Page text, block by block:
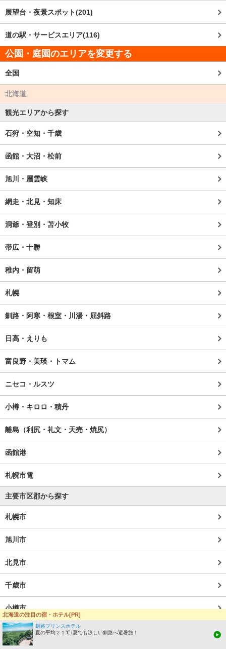
展望台・夜景スポット(201)
道の駅・サービスエリア(116)
公園・庭園のエリアを変更する
全国
北海道
観光エリアから探す
石狩・空知・千歳
函館・大沼・松前
旭川・層雲峡
網走・北見・知床
洞爺・登別・苫小牧
帯広・十勝
稚内・留萌
札幌
釧路・阿寒・根室・川湯・屈斜路
日高・えりも
富良野・美瑛・トマム
ニセコ・ルスツ
小樽・キロロ・積丹
離島（利尻・礼文・天売・焼尻）
函館港
札幌市電
主要市区郡から探す
札幌市
旭川市
北見市
千歳市
小樽市
市区郡一覧(PC)
北海道の注目の宿・ホテル[PR]
釧路プリンスホテル
夏の平均２１℃♪夏でも涼しい釧路へ避暑旅！